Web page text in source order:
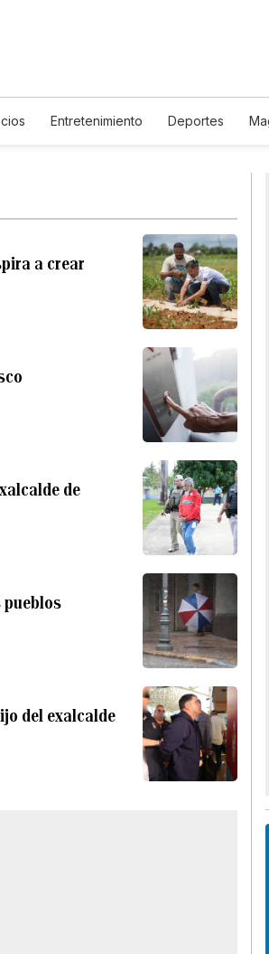
Entretenimiento Deportes
a crear
de
pueblos
del exalcalde